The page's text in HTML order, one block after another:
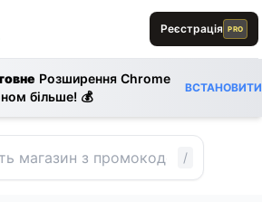
R
0
D
A
R
R
E
цін і знижки
Реєстрація PRO
Розширення Chrome
більше! 💰
ВСТАНОВИТИ
/